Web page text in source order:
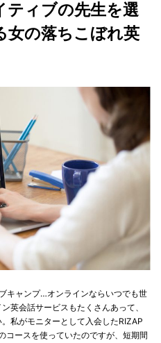
ティブの先生を選
の落ちこぼれ英
キャンプ…オンラインならいつでも世
英会話サービスもたくさんあって、
私がモニターとして入会したRIZAP
ースを使っていたのですが、短期間